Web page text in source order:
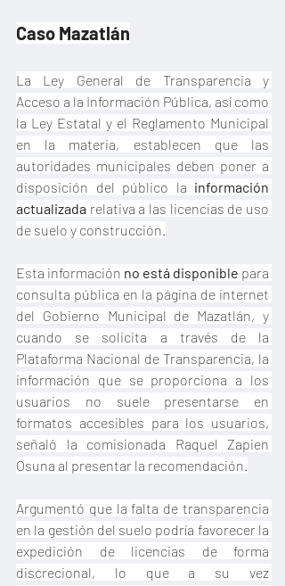
Caso Mazatlán
La Ley General de Transparencia y
Acceso a la Información Pública, así como
la Ley Estatal y el Reglamento Municipal
en la materia, establecen que las
autoridades municipales deben poner a
disposición del público la información
actualizada relativa a las licencias de uso
de suelo y construcción.
Esta información no está disponible para
consulta pública en la página de internet
del Gobierno Municipal de Mazatlán, y
cuando se solicita a través de la
Plataforma Nacional de Transparencia, la
información que se proporciona a los
usuarios no suele presentarse en
formatos accesibles para los usuarios,
señaló la comisionada Raquel Zapien
Osuna al presentar la recomendación.
Argumentó que la falta de transparencia
en la gestión del suelo podría favorecer la
expedición de licencias de forma
discrecional, lo que a su vez